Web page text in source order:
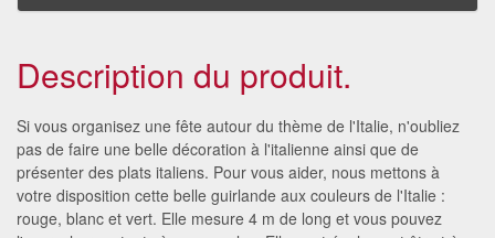
Description du produit.
Si vous organisez une fête autour du thème de l'Italie, n'oubliez
pas de faire une belle décoration à l'italienne ainsi que de
présenter des plats italiens. Pour vous aider, nous mettons à
votre disposition cette belle guirlande aux couleurs de l'Italie :
rouge, blanc et vert. Elle mesure 4 m de long et vous pouvez